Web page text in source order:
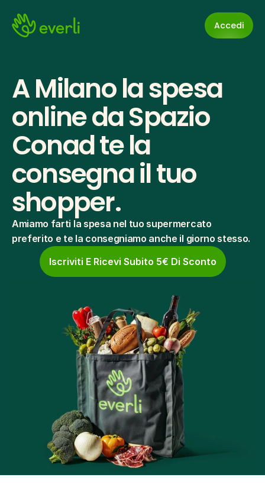
Accedi
A Milano la spesa
online da Spazio
Conad te la
consegna il tuo
shopper.
Amiamo farti la spesa nel tuo supermercato
preferito e te la consegniamo anche il giorno stesso.
Iscriviti E Ricevi Subito 5€ Di Sconto